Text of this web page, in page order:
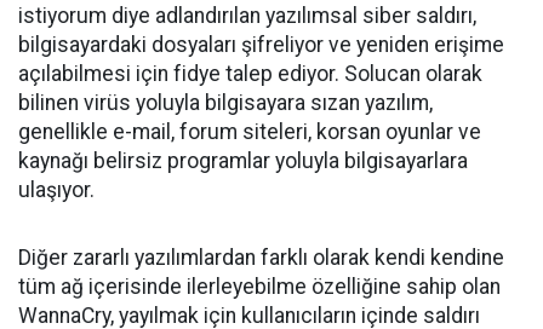
istiyorum diye adlandırılan yazılımsal siber saldırı,
bilgisayardaki dosyaları şifreliyor ve yeniden erişime
açılabilmesi için fidye talep ediyor. Solucan olarak
bilinen virüs yoluyla bilgisayara sızan yazılım,
genellikle e-mail, forum siteleri, korsan oyunlar ve
kaynağı belirsiz programlar yoluyla bilgisayarlara
ulaşıyor.
Diğer zararlı yazılımlardan farklı olarak kendi kendine
tüm ağ içerisinde ilerleyebilme özelliğine sahip olan
WannaCry, yayılmak için kullanıcıların içinde saldırı